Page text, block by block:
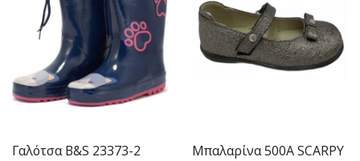
Γαλότσα B&S 23373-2
Μπαλαρίνα 500Α SCARPY